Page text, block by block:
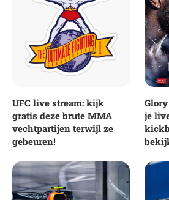
UFC live stream: kijk
gratis deze brute MMA
vechtpartijen terwijl ze
gebeuren!
je